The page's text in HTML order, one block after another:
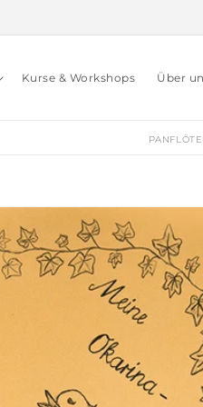
Kurse & Workshops Über